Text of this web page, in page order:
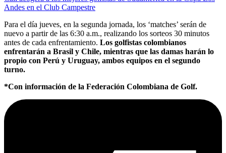
Andes en el Club Campestre
Para el día jueves, en la segunda jornada, los ‘matches’ serán de
nuevo a partir de las 6:30 a.m., realizando los sorteos 30 minutos
antes de cada enfrentamiento. Los golfistas colombianos
enfrentarán a Brasil y Chile, mientras que las damas harán lo
propio con Perú y Uruguay, ambos equipos en el segundo
turno.
*Con información de la Federación Colombiana de Golf.